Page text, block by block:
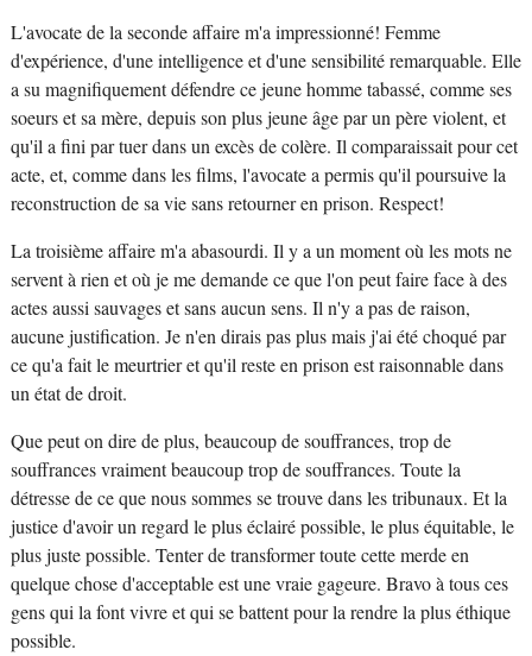
L'avocate de la seconde affaire m'a impressionné! Femme
d'expérience, d'une intelligence et d'une sensibilité remarquable. Elle
a su magnifiquement défendre ce jeune homme tabassé, comme ses
soeurs et sa mère, depuis son plus jeune âge par un père violent, et
qu'il a fini par tuer dans un excès de colère. Il comparaissait pour cet
acte, et, comme dans les films, l'avocate a permis qu'il poursuive la
reconstruction de sa vie sans retourner en prison. Respect!
La troisième affaire m'a abasourdi. Il y a un moment où les mots ne
servent à rien et où je me demande ce que l'on peut faire face à des
actes aussi sauvages et sans aucun sens. Il n'y a pas de raison,
aucune justification. Je n'en dirais pas plus mais j'ai été choqué par
ce qu'a fait le meurtrier et qu'il reste en prison est raisonnable dans
un état de droit.
Que peut on dire de plus, beaucoup de souffrances, trop de
souffrances vraiment beaucoup trop de souffrances. Toute la
détresse de ce que nous sommes se trouve dans les tribunaux. Et la
justice d'avoir un regard le plus éclairé possible, le plus équitable, le
plus juste possible. Tenter de transformer toute cette merde en
quelque chose d'acceptable est une vraie gageure. Bravo à tous ces
gens qui la font vivre et qui se battent pour la rendre la plus éthique
possible.